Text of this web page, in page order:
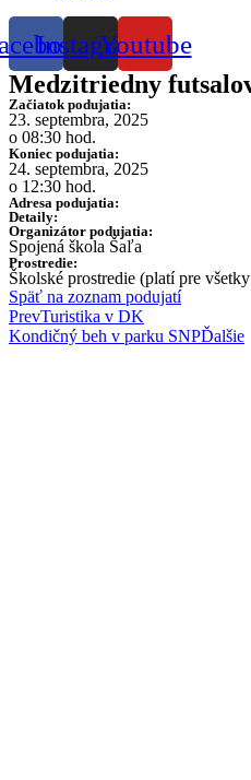
InstagramYoutube
Medzitriedny
Začiatok podujatia:
23. septembra, 2025
o 08:30 hod.
Koniec podujatia:
24. septembra, 2025
o 12:30 hod.
Adresa podujatia:
Detaily:
Organizátor podujatia:
Spojená škola Šaľa
Prostredie:
Školské prostredie (platí pre
Späť na zoznam podujatí
PrevTuristika v DK
Kondičný beh v parku SNPĎalšie